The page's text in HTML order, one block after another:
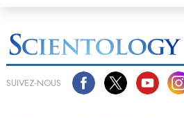
SUIVEZ-NOUS